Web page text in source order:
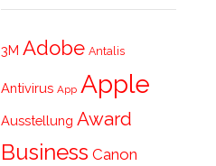
3M Adobe Antalis
Antivirus App Apple
Ausstellung Award
Business Canon